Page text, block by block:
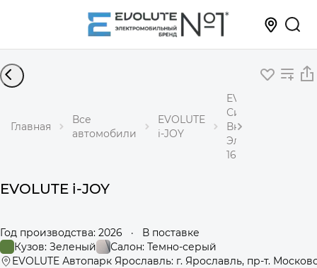
Главная
Все
автомобили
EVOLUTE
i-JOY
EVOLUTE i-JOY
Сити+
Внедорожник
Электричество
163 л.с. АКПП
EVOLUTE i-JOY
Год производства: 2026 ·
В поставке
Кузов: Зеленый
Салон: Темно-серый
EVOLUTE Автопарк Ярославль: г. Ярославль, пр-т.